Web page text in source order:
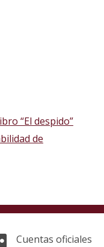
“El despido”
de
Cuentas oficiales